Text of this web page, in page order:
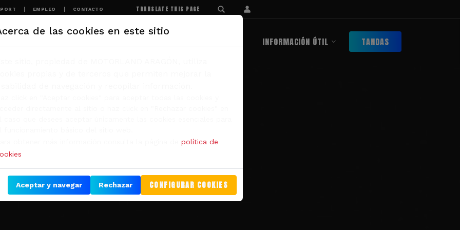
EMPLEO CONTACTO TRANSLATE THIS PAGE
INFORMACIÓN ÚTIL TANDAS
de las cookies en este sitio
política de
Aceptar y navegar Rechazar CONFIGURAR COOKIES